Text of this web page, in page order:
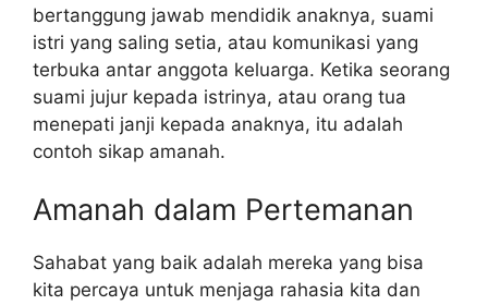
bertanggung jawab mendidik anaknya, suami
istri yang saling setia, atau komunikasi yang
terbuka antar anggota keluarga. Ketika seorang
suami jujur kepada istrinya, atau orang tua
menepati janji kepada anaknya, itu adalah
contoh sikap amanah.
Amanah dalam Pertemanan
Sahabat yang baik adalah mereka yang bisa
kita percaya untuk menjaga rahasia kita dan